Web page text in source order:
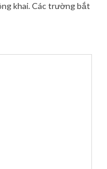
khai.Các trường bắt